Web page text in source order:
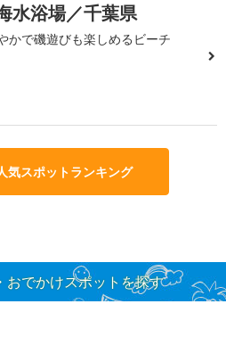
水浴場／千葉県
かで磯遊びも楽しめるビーチ
気スポットランキング
おでかけスポットを探す